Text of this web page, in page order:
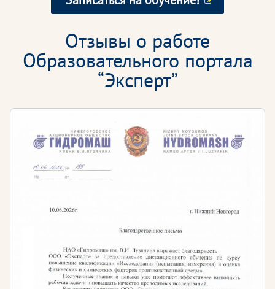
Отзывы о работе
Образовательного портала
“Эксперт”